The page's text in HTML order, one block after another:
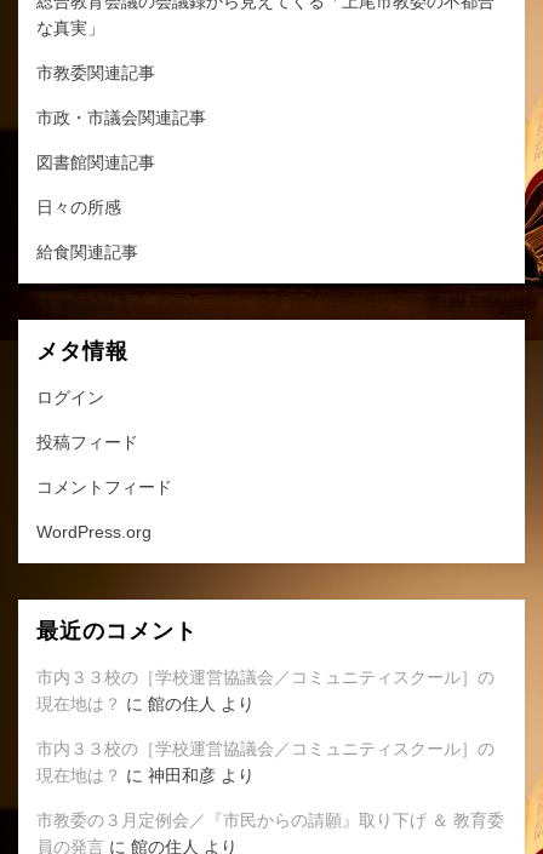
な真実」
市教委関連記事
市政・市議会関連記事
図書館関連記事
日々の所感
給食関連記事
メタ情報
ログイン
投稿フィード
コメントフィード
WordPress.org
最近のコメント
市内３３校の［学校運営協議会／コミュニティスクール］の
現在地は？ に 館の住人 より
市内３３校の［学校運営協議会／コミュニティスクール］の
現在地は？ に 神田和彦 より
市教委の３月定例会／『市民からの請願』取り下げ ＆ 教育委
員の発言 に 館の住人 より